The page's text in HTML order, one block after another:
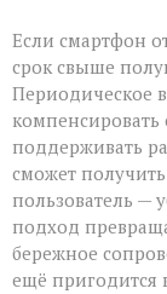
Если смартфон
срок свыше
Периодическое
компенсировать
поддерживать
сможет
пользователь —
подход
бережное
ещё пригодится